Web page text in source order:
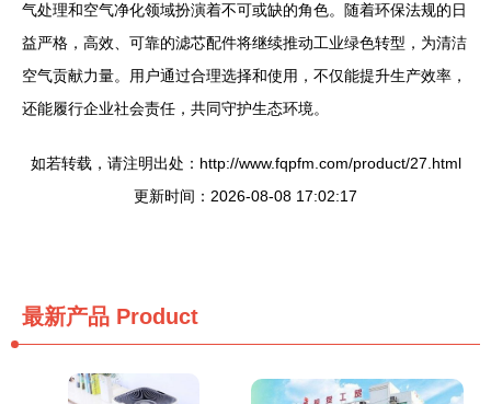
气处理和空气净化领域扮演着不可或缺的角色。随着环保法规的日
益严格，高效、可靠的滤芯配件将继续推动工业绿色转型，为清洁
空气贡献力量。用户通过合理选择和使用，不仅能提升生产效率，
还能履行企业社会责任，共同守护生态环境。
如若转载，请注明出处：http://www.fqpfm.com/product/27.html
更新时间：2026-08-08 17:02:17
最新产品 Product